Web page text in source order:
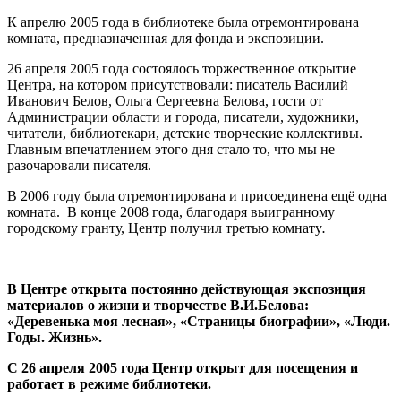
К апрелю 2005 года в библиотеке была отремонтирована
комната, предназначенная для фонда и экспозиции.
26 апреля 2005 года состоялось торжественное открытие
Центра, на котором присутствовали: писатель Василий
Иванович Белов, Ольга Сергеевна Белова, гости от
Администрации области и города, писатели, художники,
читатели, библиотекари, детские творческие коллективы.
Главным впечатлением этого дня стало то, что мы не
разочаровали писателя.
В 2006 году была отремонтирована и присоединена ещё одна
комната. В конце 2008 года, благодаря выигранному
городскому гранту, Центр получил третью комнату.
В Центре открыта постоянно действующая экспозиция
материалов о жизни и творчестве В.И.Белова:
«Деревенька моя лесная», «Страницы биографии», «Люди.
Годы. Жизнь».
С 26 апреля 2005 года Центр открыт для посещения и
работает в режиме библиотеки.